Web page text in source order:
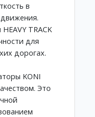
в
TRACK
для
дорогах.
KONI
Это